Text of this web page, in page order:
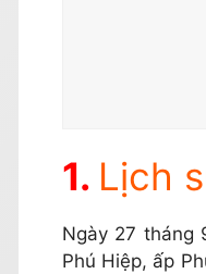
Lịch
Ngày 27 tháng
Phú Hiệp, ấp